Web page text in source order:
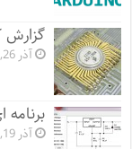
گزارش
آذر 26, 1393
آذر 19, 1392